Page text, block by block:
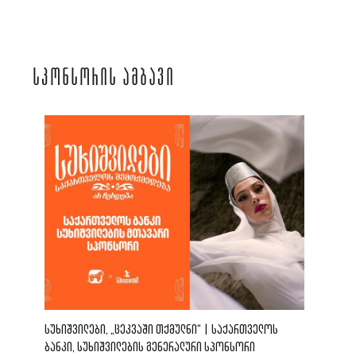
ᲡᲞᲝᲜᲡᲝᲠᲘᲡ ᲐᲛᲑᲐᲕᲘ
ᲡᲣᲮᲘᲨᲕᲘᲚᲔᲑᲘ, „ᲪᲔᲙᲕᲐᲨᲘ ᲗᲥᲛᲣᲚᲜᲘ“ | ᲡᲐᲥᲐᲠᲗᲕᲔᲚᲝᲡ
ᲑᲐᲜᲙᲘ, ᲡᲣᲮᲘᲨᲕᲘᲚᲔᲑᲘᲡ ᲒᲔᲜᲔᲠᲐᲚᲣᲠᲘ ᲡᲞᲝᲜᲡᲝᲠᲘ